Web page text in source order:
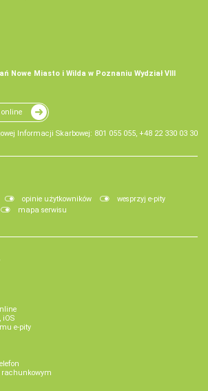
Nowe Miasto i Wilda w Poznaniu Wydział VIII
Informacji Skarbowej: 801 055 055, +48 22 330 03 30
opinie użytkowników
wesprzyj e-pity
mapa serwisu
iOS
e-pity
rachunkowym